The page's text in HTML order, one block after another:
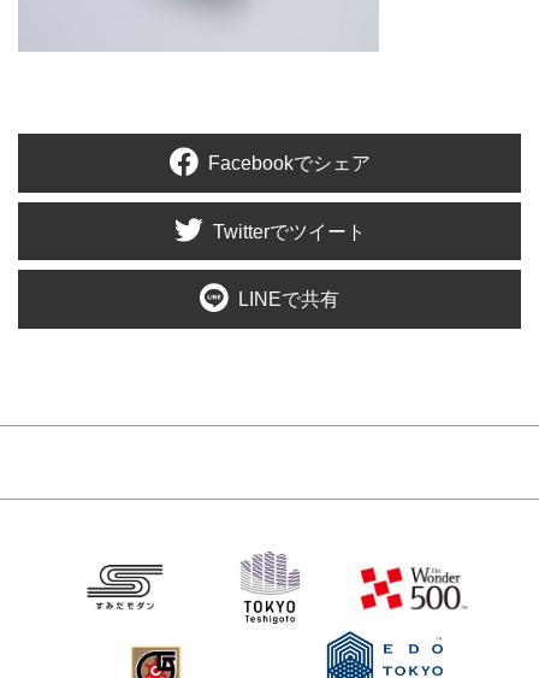
Facebookでシェア
Twitterでツイート
LINEで共有